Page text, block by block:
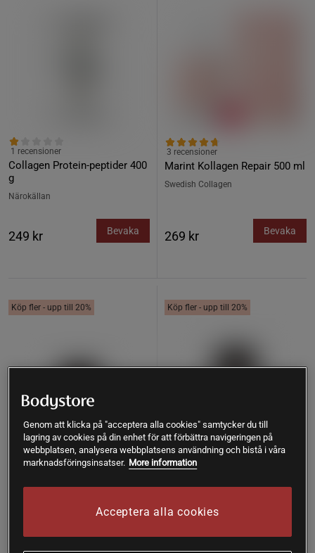
Collagen Protein-peptider 400
g
1 recensioner
Närokällan
249 kr Bevaka
Marint Kollagen Repair 500 ml
3 recensioner
Swedish Collagen
269 kr Bevaka
Köp fler - upp till 20% Köp fler - upp till 20%
Nattokinas 60 kapslar
Genom att klicka på "acceptera alla cookies" samtycker du till
lagring av cookies på din enhet för att förbättra navigeringen på
webbplatsen, analysera webbplatsens användning och bistå i våra
marknadsföringsinsatser. More information
Acceptera alla cookies